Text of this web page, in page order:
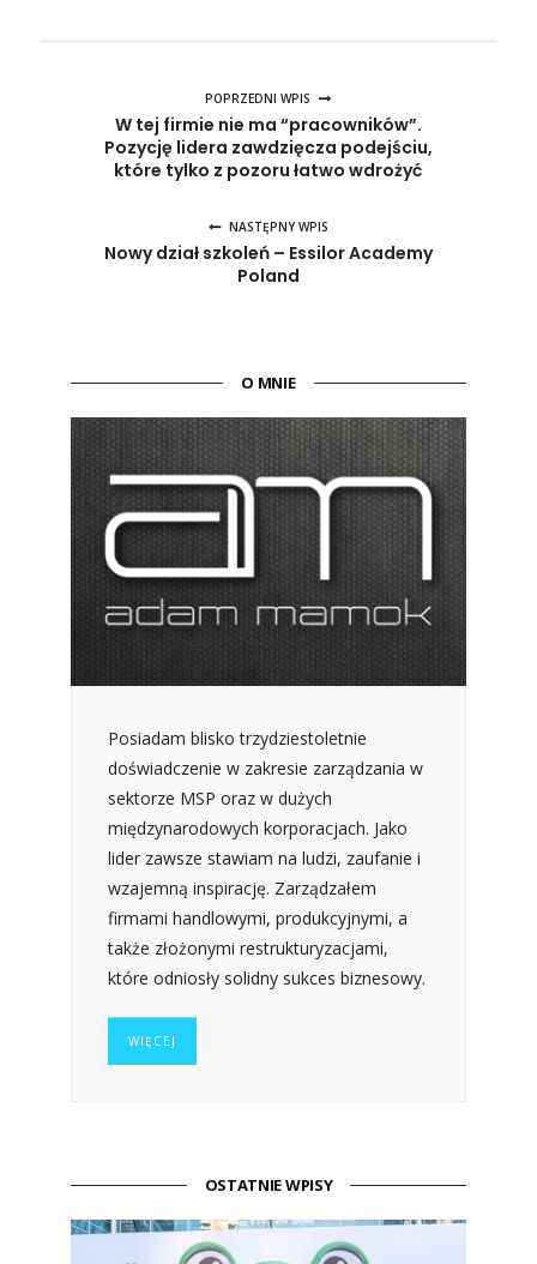
POPRZEDNI WPIS
W tej firmie nie ma “pracowników”.
Pozycję lidera zawdzięcza podejściu,
które tylko z pozoru łatwo wdrożyć
NASTĘPNY WPIS
Nowy dział szkoleń – Essilor Academy
Poland
O MNIE
Posiadam blisko trzydziestoletnie
doświadczenie w zakresie zarządzania w
sektorze MSP oraz w dużych
międzynarodowych korporacjach. Jako
lider zawsze stawiam na ludzi, zaufanie i
wzajemną inspirację. Zarządzałem
firmami handlowymi, produkcyjnymi, a
także złożonymi restrukturyzacjami,
które odniosły solidny sukces biznesowy.
WIĘCEJ
OSTATNIE WPISY